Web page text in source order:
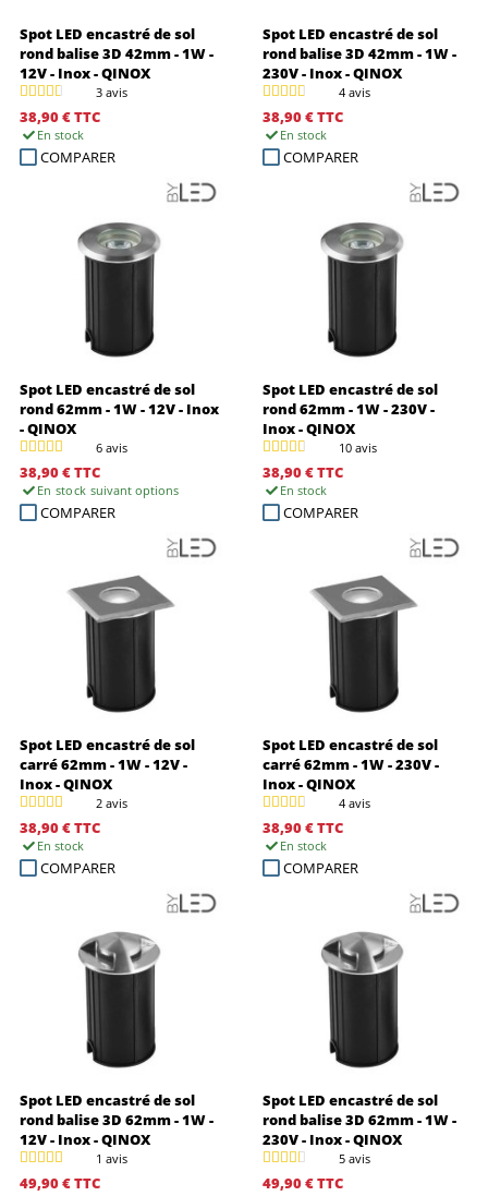
Spot LED encastré de sol
rond balise 3D 42mm - 1W -
12V - Inox - QINOX
3 avis
38,90 €TTC
En stock
COMPARER
Spot LED encastré de sol
rond balise 3D 42mm - 1W -
230V - Inox - QINOX
4 avis
38,90 €TTC
En stock
COMPARER
Spot LED encastré de sol
rond 62mm - 1W - 12V - Inox
- QINOX
6 avis
38,90 €TTC
En stock suivant options
COMPARER
Spot LED encastré de sol
rond 62mm - 1W - 230V -
Inox - QINOX
10 avis
38,90 €TTC
En stock
COMPARER
Spot LED encastré de sol
carré 62mm - 1W - 12V -
Inox - QINOX
2 avis
38,90 €TTC
En stock
COMPARER
Spot LED encastré de sol
carré 62mm - 1W - 230V -
Inox - QINOX
4 avis
38,90 €TTC
En stock
COMPARER
Spot LED encastré de sol
rond balise 3D 62mm - 1W -
12V - Inox - QINOX
1 avis
49,90 €TTC
Spot LED encastré de sol
rond balise 3D 62mm - 1W -
230V - Inox - QINOX
5 avis
49,90 €TTC